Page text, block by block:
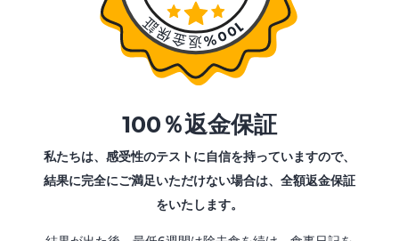
100％返金保証
私たちは、感受性のテストに自信を持っていますので、
結果に完全にご満足いただけない場合は、全額返金保証
をいたします。